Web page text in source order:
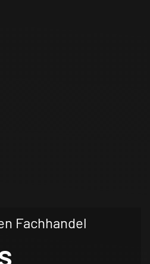
Fachhandel